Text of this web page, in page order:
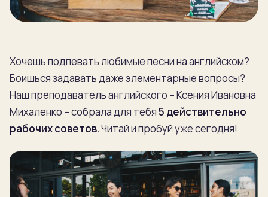
Хочешь подпевать любимые песни на английском?
Боишься задавать даже элементарные вопросы?
Наш преподаватель английского – Ксения Ивановна
Михаленко – собрала для тебя5 действительно
рабочих советов.Читай и пробуй уже сегодня!